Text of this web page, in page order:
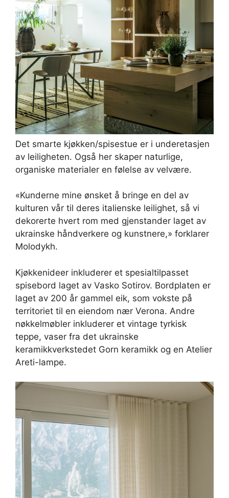
Det smarte kjøkken/spisestue er i underetasjen
av leiligheten. Også her skaper naturlige,
organiske materialer en følelse av velvære.
«Kunderne mine ønsket å bringe en del av
kulturen vår til deres italienske leilighet, så vi
dekorerte hvert rom med gjenstander laget av
ukrainske håndverkere og kunstnere,» forklarer
Molodykh.
Kjøkkenideer inkluderer et spesialtilpasset
spisebord laget av Vasko Sotirov. Bordplaten er
laget av 200 år gammel eik, som vokste på
territoriet til en eiendom nær Verona. Andre
nøkkelmøbler inkluderer et vintage tyrkisk
teppe, vaser fra det ukrainske
keramikkverkstedet Gorn keramikk og en Atelier
Areti-lampe.